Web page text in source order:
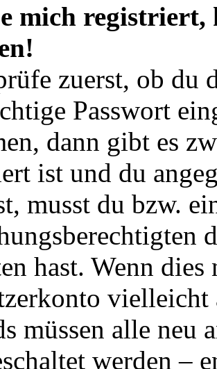
mich
zuerst, ob du
Passwort
dann gibt es
ist und du
musst du bzw.
hast. Wenn
müssen alle neu
werden –